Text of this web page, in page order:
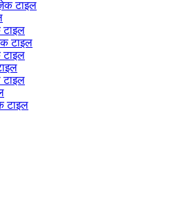
टाइल
टाइल
टाइल
टाइल
टाइल